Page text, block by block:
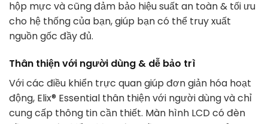
hộp mực và cũng đảm bảo hiệu suất an toàn & tối ưu
cho hệ thống của bạn, giúp bạn có thể truy xuất
nguồn gốc đầy đủ.
Thân thiện với người dùng & dễ bảo trì
Với các điều khiển trực quan giúp đơn giản hóa hoạt
động, Elix® Essential thân thiện với người dùng và chỉ
cung cấp thông tin cần thiết. Màn hình LCD có đèn